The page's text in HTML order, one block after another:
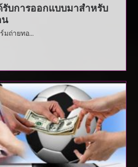
รับการออกแบบมาสำหรับ
ถ่ายทอ...